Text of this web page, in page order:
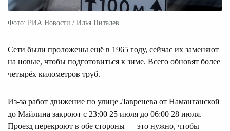
Фото: РИА Новости / Илья Питалев
Сети были проложены ещё в 1965 году, сейчас их заменяют
на новые, чтобы подготовиться к зиме. Всего обновят более
четырёх километров труб.
Из-за работ движение по улице Лавренева от Наманганской
до Майлина закроют с 23:00 25 июля до 06:00 28 июля.
Проезд перекроют в обе стороны — это нужно, чтобы